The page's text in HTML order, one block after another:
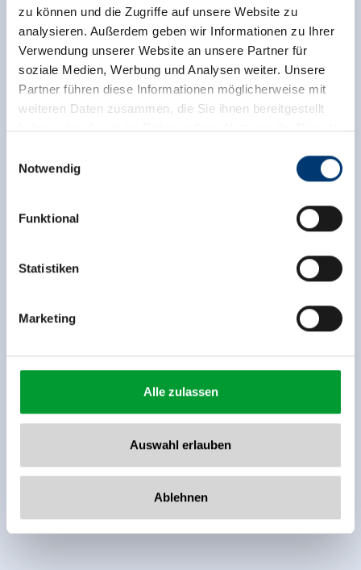
zu können und die Zugriffe auf unsere Website zu
analysieren. Außerdem geben wir Informationen zu Ihrer
Verwendung unserer Website an unsere Partner für
soziale Medien, Werbung und Analysen weiter. Unsere
Partner führen diese Informationen möglicherweise mit
weiteren Daten zusammen, die Sie ihnen bereitgestellt
haben oder die sie im Rahmen Ihrer Nutzung der Dienste
Rohr 23// A-6280 Zell am Ziller
www.zillertalarena.com
Notwendig
Funktional
Statistiken
Marketing
Alle zulassen
Auswahl erlauben
Ablehnen